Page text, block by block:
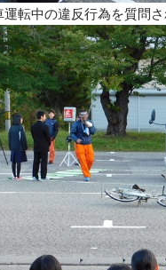
運転中の違反行為を質問